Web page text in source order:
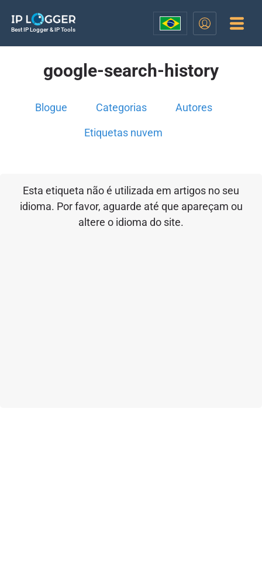
Best IP Logger & IP Tools
google-search-history
Blogue Categorias Autores
Etiquetas nuvem